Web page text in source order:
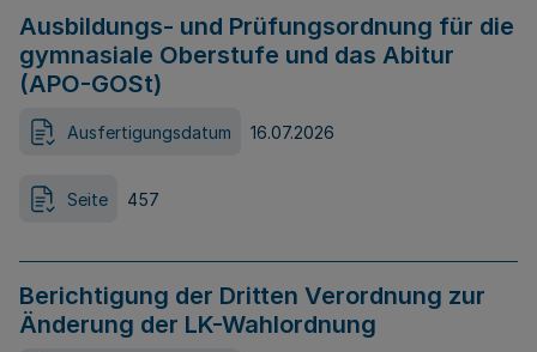
Ausbildungs- und Prüfungsordnung für die
gymnasiale Oberstufe und das Abitur
(APO-GOSt)
Ausfertigungsdatum 16.07.2026
Seite 457
Berichtigung der Dritten Verordnung zur
Änderung der LK-Wahlordnung